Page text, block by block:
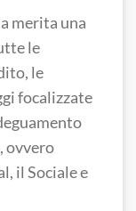
merita una
le
le
focalizzate
ovvero
il Sociale e